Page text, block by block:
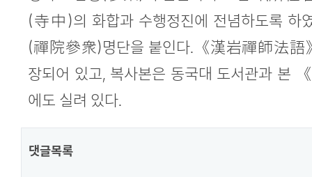
(寺中)의 화합과 수행정진에 전념하도록 하
(禪院參衆)명단을 붙인다.《漢岩禪師法語
장되어 있고, 복사본은 동국대 도서관과 본
에도 실려 있다.
댓글목록